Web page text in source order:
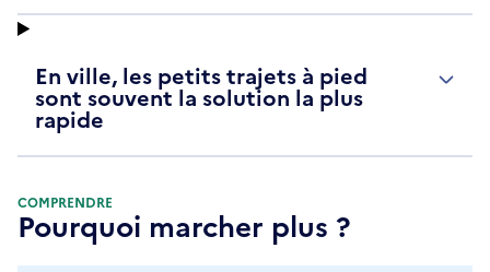
En ville, les petits trajets à pied
sont souvent la solution la plus
rapide
COMPRENDRE
Pourquoi marcher plus ?